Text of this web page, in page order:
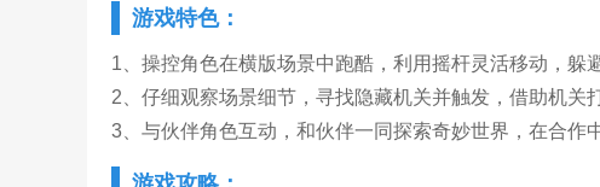
游戏特色：
1、操控角色在横版场景中跑酷，利用摇杆灵活移动，躲
2、仔细观察场景细节，寻找隐藏机关并触发，借助机关
3、与伙伴角色互动，和伙伴一同探索奇妙世界，在合作